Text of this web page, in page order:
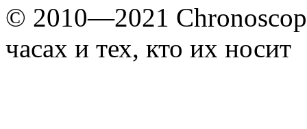
© 2010—2021
часах и тех, кто их носит